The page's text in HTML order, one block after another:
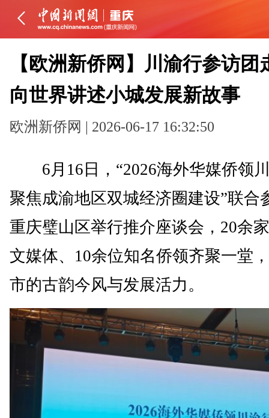
【欧洲新侨网】川渝行参访团
向世界讲述小城发展新故事
欧洲新侨网 | 2026-06-17 16:32:50
6月16日，“2026海外华媒侨领
聚焦成渝地区双城经济圈建设”联合
重庆璧山区举行推介座谈会，20余
文媒体、10余位知名侨领齐聚一堂
市的古韵今风与发展活力。